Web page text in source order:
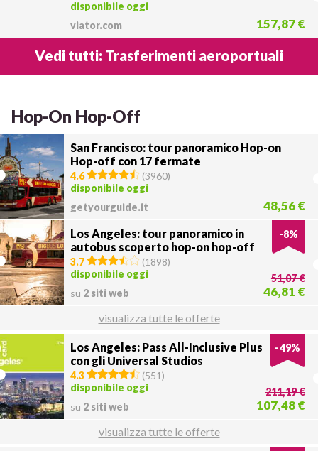
disponibile oggi
viator.com
157,87 €
Vedi tutti: Trasferimenti aeroportuali
Hop-On Hop-Off
San Francisco: tour panoramico Hop-on
Hop-off con 17 fermate
4.6 (3960)
disponibile oggi
getyourguide.it
48,56 €
Los Angeles: tour panoramico in
autobus scoperto hop-on hop-off
-8%
3.7 (1898)
disponibile oggi
su 2 siti web
51,07 €
46,81 €
visualizza tutte le offerte
Los Angeles: Pass All-Inclusive Plus
con gli Universal Studios
-49%
4.3 (551)
disponibile oggi
su 2 siti web
211,19 €
107,48 €
visualizza tutte le offerte